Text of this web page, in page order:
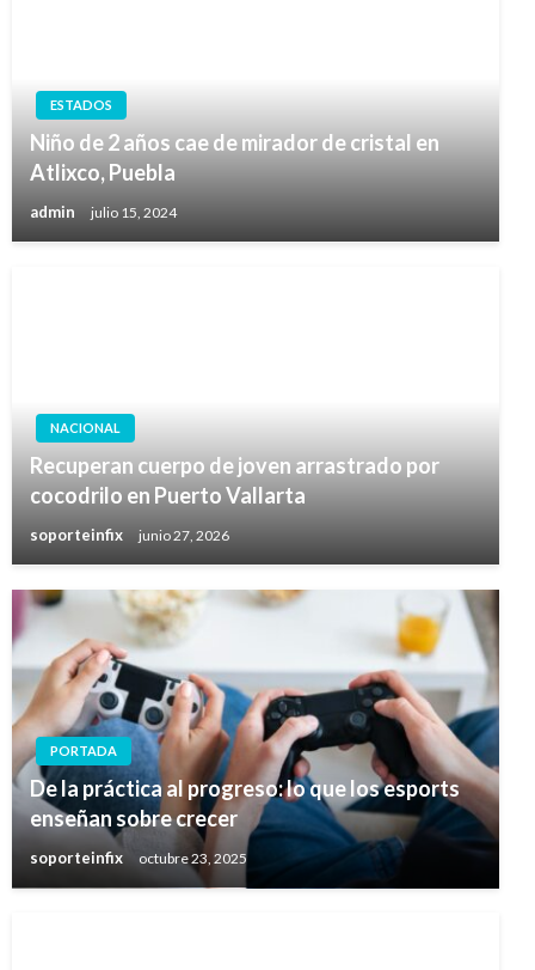
ESTADOS
Niño de 2 años cae de mirador de cristal en
Atlixco, Puebla
admin julio 15, 2024
NACIONAL
Recuperan cuerpo de joven arrastrado por
cocodrilo en Puerto Vallarta
soporteinfix junio 27, 2026
PORTADA
De la práctica al progreso: lo que los esports
enseñan sobre crecer
soporteinfix octubre 23, 2025